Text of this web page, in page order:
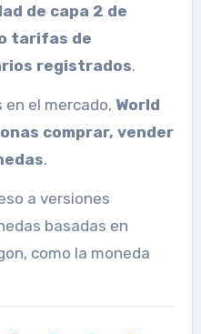
de capa 2 de
tarifas de
registrados.
el mercado, World
comprar, vender
.
a versiones
basadas en
como la moneda